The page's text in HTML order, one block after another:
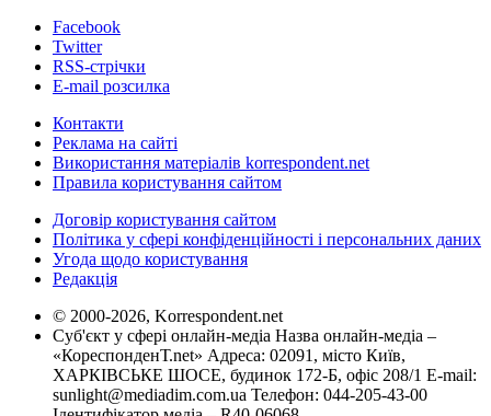
Facebook
Twitter
RSS-стрічки
E-mail розсилка
Контакти
Реклама на сайті
Використання матеріалів korrespondent.net
Правила користування сайтом
Договір користування сайтом
Політика у сфері конфіденційності і персональних даних
Угода щодо користування
Редакція
© 2000-2026, Korrespondent.net
Суб'єкт у сфері онлайн-медіа Назва онлайн-медіа –
«КореспонденТ.net» Адреса: 02091, місто Київ,
ХАРКІВСЬКЕ ШОСЕ, будинок 172-Б, офіс 208/1 E-mail:
sunlight@mediadim.com.ua Телефон: 044-205-43-00